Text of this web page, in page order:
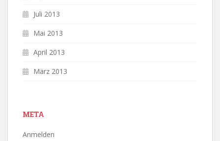
Juli 2013
Mai 2013
April 2013
März 2013
META
Anmelden